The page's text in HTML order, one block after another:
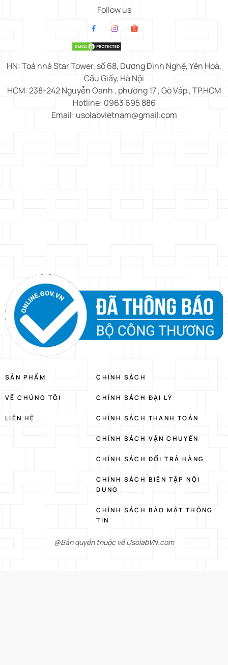
Follow us
HN: Toà nhà Star Tower, số 68, Dương Đình Nghệ, Yên Hoà,
Cầu Giấy, Hà Nội
HCM: 238-242 Nguyễn Oanh , phường 17 , Gò Vấp , TP.HCM
Hotline: 0963 695 886
Email: usolabvietnam@gmail.com
SẢN PHẨM
VỀ CHÚNG TÔI
LIÊN HỆ
CHÍNH SÁCH
CHÍNH SÁCH ĐẠI LÝ
CHÍNH SÁCH THANH TOÁN
CHÍNH SÁCH VẬN CHUYỂN
CHÍNH SÁCH ĐỔI TRẢ HÀNG
CHÍNH SÁCH BIÊN TẬP NỘI
DUNG
CHÍNH SÁCH BẢO MẬT THÔNG
TIN
@Bản quyền thuộc về UsolabVN.com